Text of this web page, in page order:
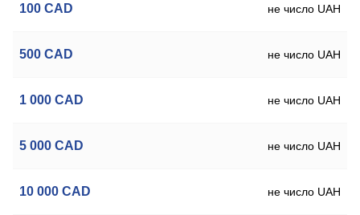
100 CAD не число UAH
500 CAD не число UAH
1 000 CAD не число UAH
5 000 CAD не число UAH
10 000 CAD не число UAH